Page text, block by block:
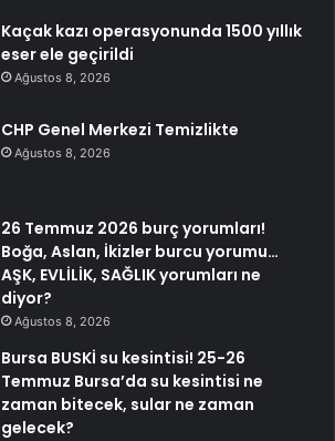
Kaçak kazı operasyonunda 1500 yıllık
eser ele geçirildi
Ağustos 8, 2026
CHP Genel Merkezi Temizlikte
Ağustos 8, 2026
26 Temmuz 2026 burç yorumları!
Boğa, Aslan, İkizler burcu yorumu…
AŞK, EVLİLİK, SAĞLIK yorumları ne
diyor?
Ağustos 8, 2026
Bursa BUSKİ su kesintisi! 25-26
Temmuz Bursa’da su kesintisi ne
zaman bitecek, sular ne zaman
gelecek?